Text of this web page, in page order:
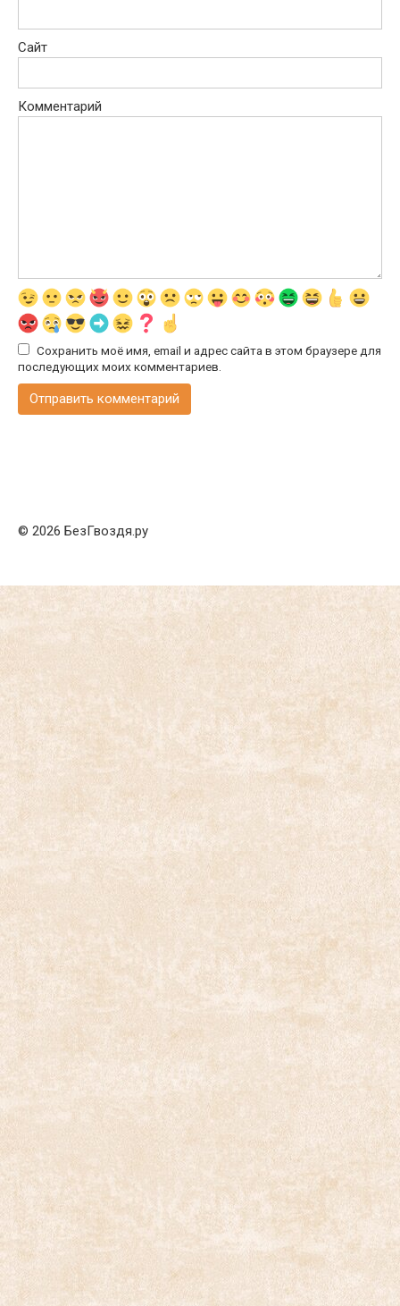
Сайт
Комментарий
Сохранить моё имя, email и адрес сайта в этом браузере для
последующих моих комментариев.
© 2026 БезГвоздя.ру